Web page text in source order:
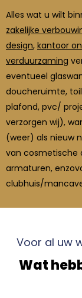
Alles wat u wilt
zakelijke
design, kantoor
verduurzaming
eventueel
doucheruimte,
plafond, pvc/
verzorgen wij),
(weer) als nieuw
van cosmetische
armaturen,
clubhuis/
Voor al uw
Wat